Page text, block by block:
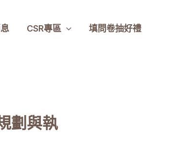
CSR專區 填問卷抽好禮
劃與執